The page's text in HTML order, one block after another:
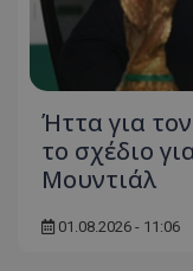
Ήττα για
το σχέδιο
Μουντιάλ
01.08.2026 - 11:06